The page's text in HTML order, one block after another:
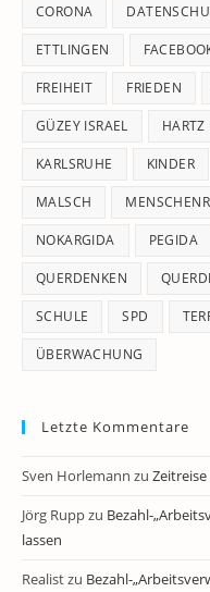
CORONA
ETTLINGEN
FREIHEIT FRIEDEN
GÜZEY ISRAEL HARTZ
KARLSRUHE KINDER
MALSCH
NOKARGIDA PEGIDA
QUERDENKEN
SCHULE SPD
ÜBERWACHUNG
Letzte Kommentare
Sven Horlemann zu Zeitreise
Jörg Ruppzu Bezahl-
lassen
Realistzu Bezahl-